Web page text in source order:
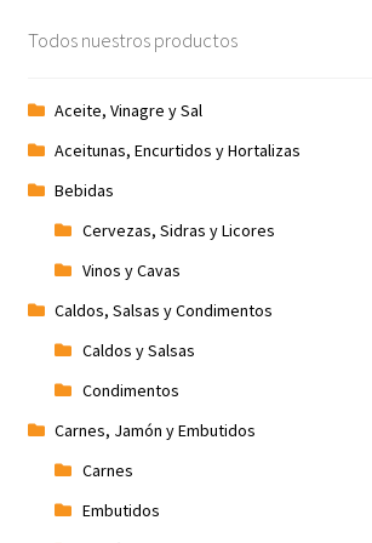
Todos nuestros productos
Aceite, Vinagre y Sal
Aceitunas, Encurtidos y Hortalizas
Bebidas
Cervezas, Sidras y Licores
Vinos y Cavas
Caldos, Salsas y Condimentos
Caldos y Salsas
Condimentos
Carnes, Jamón y Embutidos
Carnes
Embutidos